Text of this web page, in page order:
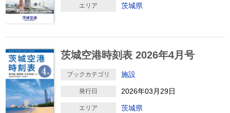
エリア 茨城県
茨城空港時刻表 2026年4月号
ブックカテゴリ 施設
発行日 2026年03月29日
エリア 茨城県